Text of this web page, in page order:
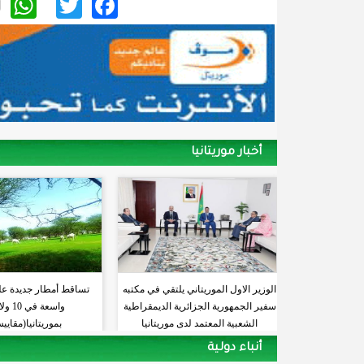
أخبار موريتانيا
الوزير الاول الموريتاني يلتقي في مكتبه
سفير الجمهورية الجزائرية الديمقراطية
الشعبية المعتمد لدى موريتانيا
تساقط أمطار جديدة
أنباء دولية